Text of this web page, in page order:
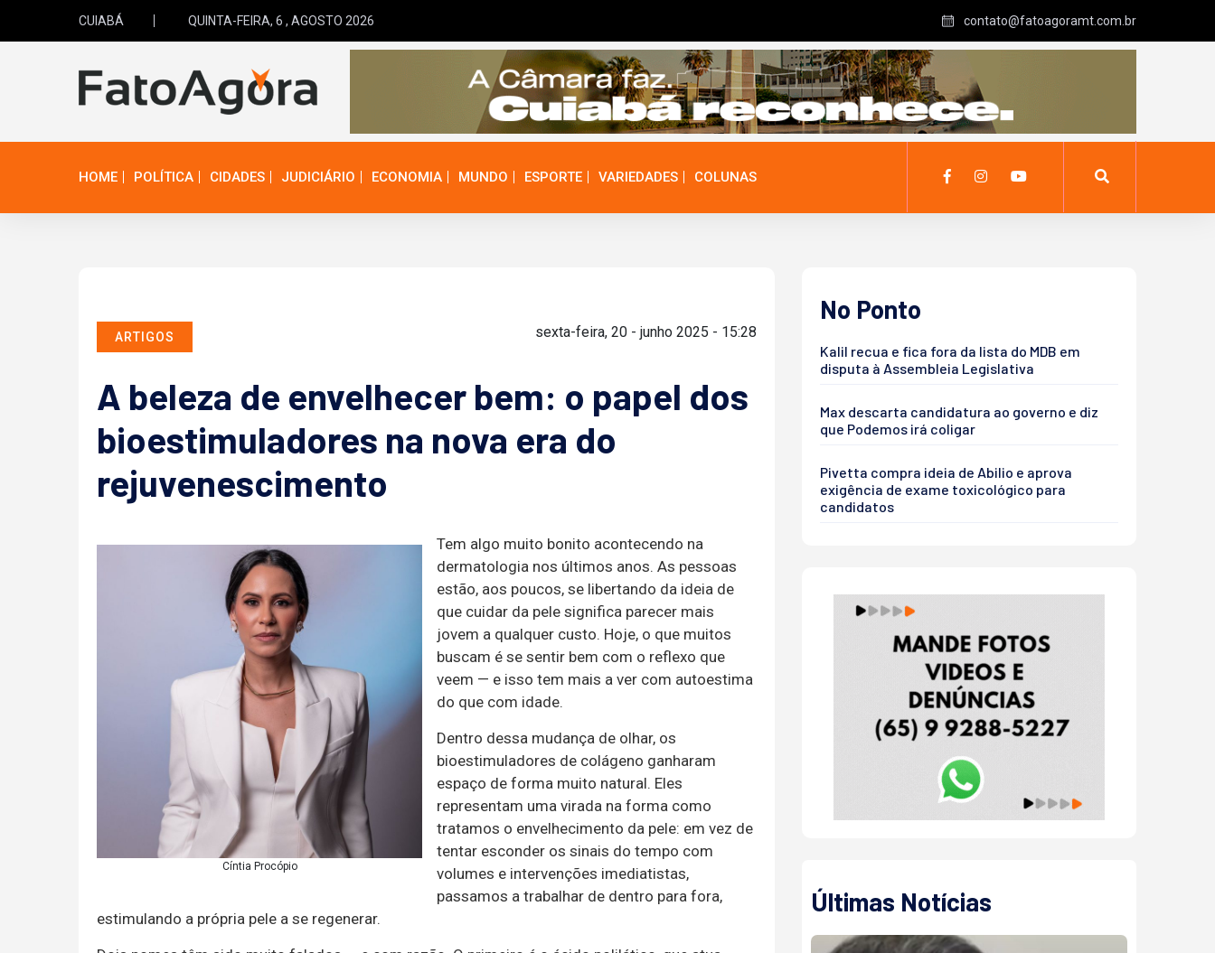
CUIABÁ QUINTA-FEIRA, 6 , AGOSTO 2026 contato@fatoagoramt.com.br
HOME POLÍTICA CIDADES JUDICIÁRIO ECONOMIA MUNDO ESPORTE VARIEDADES COLUNAS
ARTIGOS sexta-feira, 20 - junho 2025 - 15:28
A beleza de envelhecer bem: o papel dos
bioestimuladores na nova era do
rejuvenescimento
Cíntia Procópio
Tem algo muito bonito acontecendo na
dermatologia nos últimos anos. As pessoas
estão, aos poucos, se libertando da ideia de
que cuidar da pele significa parecer mais
jovem a qualquer custo. Hoje, o que muitos
buscam é se sentir bem com o reflexo que
veem — e isso tem mais a ver com autoestima
do que com idade.
Dentro dessa mudança de olhar, os
bioestimuladores de colágeno ganharam
espaço de forma muito natural. Eles
representam uma virada na forma como
tratamos o envelhecimento da pele: em vez de
tentar esconder os sinais do tempo com
volumes e intervenções imediatistas,
passamos a trabalhar de dentro para fora,
estimulando a própria pele a se regenerar.
No Ponto
Kalil recua e fica fora da lista do MDB em
disputa à Assembleia Legislativa
Max descarta candidatura ao governo e diz
que Podemos irá coligar
Pivetta compra ideia de Abilio e aprova
exigência de exame toxicológico para
candidatos
Últimas Notícias